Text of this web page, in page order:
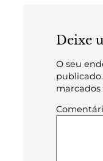
Deixe
O seu
publicado.